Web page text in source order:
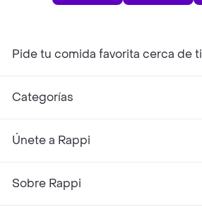
Pide tu comida favorita cerca de ti
Categorías
Únete a Rappi
Sobre Rappi